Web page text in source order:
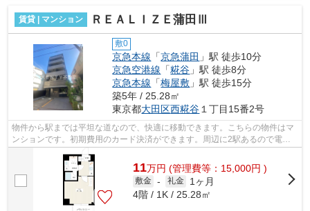
賃貸 | マンション ＲＥＡＬＩＺＥ蒲田Ⅲ
敷0
京急本線 「京急蒲田 」駅 徒歩10分
京急空港線 「糀谷 」駅 徒歩8分
京急本線 「梅屋敷 」駅 徒歩15分
築5年 / 25.28㎡
東京都大田区西糀谷１丁目15番2号
物件から駅までは平坦な道なので、快適に移動できます。こちらの物件はマ
ンションです。初期費用のカード決済ができます。周辺に2駅あるので電車
11万円 (管理費等：15,000円 )
敷金 - 礼金
1ヶ月
4階 / 1K / 25.28㎡